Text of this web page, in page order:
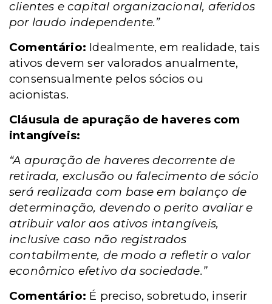
clientes e capital organizacional, aferidos
por laudo independente.”
Comentário: Idealmente, em realidade, tais
ativos devem ser valorados anualmente,
consensualmente pelos sócios ou
acionistas.
Cláusula de apuração de haveres com
intangíveis:
“A apuração de haveres decorrente de
retirada, exclusão ou falecimento de sócio
será realizada com base em balanço de
determinação, devendo o perito avaliar e
atribuir valor aos ativos intangíveis,
inclusive caso não registrados
contabilmente, de modo a refletir o valor
econômico efetivo da sociedade.”
Comentário: É preciso, sobretudo, inserir